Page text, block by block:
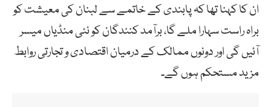
ان کا کہنا تھا کہ پابندی کے خاتمے سے لبنان کی معیشت کو
براہ راست سہارا ملے گا، برآمد کنندگان کو نئی منڈیاں میسر
آئیں گی اور دونوں ممالک کے درمیان اقتصادی و تجارتی روابط
مزید مستحکم ہوں گے۔